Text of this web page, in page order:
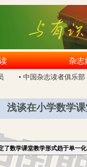
杂志
• 中国杂志读者俱乐部
浅谈在小学数学
数学课堂教学形式趋于单一